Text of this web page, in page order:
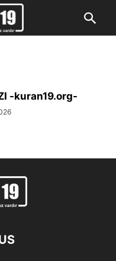
-kuran19.org-